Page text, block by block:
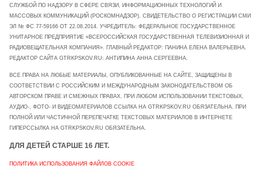
СЛУЖБОЙ ПО НАДЗОРУ В СФЕРЕ СВЯЗИ, ИНФОРМАЦИОННЫХ ТЕХНОЛОГИЙ И
МАССОВЫХ КОММУНИКАЦИЙ (РОСКОМНАДЗОР). СВИДЕТЕЛЬСТВО О РЕГИСТРАЦИИ СМИ
ЭЛ № ФС 77-59166 ОТ 22.08.2014. УЧРЕДИТЕЛЬ: ФЕДЕРАЛЬНОЕ ГОСУДАРСТВЕННОЕ
УНИТАРНОЕ ПРЕДПРИЯТИЕ «ВСЕРОССИЙСКАЯ ГОСУДАРСТВЕННАЯ ТЕЛЕВИЗИОННАЯ И
РАДИОВЕЩАТЕЛЬНАЯ КОМПАНИЯ». ГЛАВНЫЙ РЕДАКТОР: ПАНИНА ЕЛЕНА ВАЛЕРЬЕВНА.
РЕДАКТОР САЙТА GTRKPSKOV.RU: АНТИПИНА АННА СЕРГЕЕВНА.
ВСЕ ПРАВА НА ЛЮБЫЕ МАТЕРИАЛЫ, ОПУБЛИКОВАННЫЕ НА САЙТЕ, ЗАЩИЩЕНЫ В
СООТВЕТСТВИИ С РОССИЙСКИМ И МЕЖДУНАРОДНЫМ ЗАКОНОДАТЕЛЬСТВОМ ОБ
АВТОРСКОМ ПРАВЕ И СМЕЖНЫХ ПРАВАХ. ПРИ ЛЮБОМ ИСПОЛЬЗОВАНИИ ТЕКСТОВЫХ,
АУДИО-, ФОТО- И ВИДЕОМАТЕРИАЛОВ ССЫЛКА НА GTRKPSKOV.RU ОБЯЗАТЕЛЬНА. ПРИ
ПОЛНОЙ ИЛИ ЧАСТИЧНОЙ ПЕРЕПЕЧАТКЕ ТЕКСТОВЫХ МАТЕРИАЛОВ В ИНТЕРНЕТЕ
ГИПЕРССЫЛКА НА GTRKPSKOV.RU ОБЯЗАТЕЛЬНА.
ДЛЯ ДЕТЕЙ СТАРШЕ 16 ЛЕТ.
ПОЛИТИКА ИСПОЛЬЗОВАНИЯ ФАЙЛОВ COOKIE